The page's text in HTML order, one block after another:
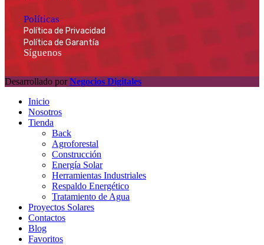
Políticas
Política de Privacidad
Política de Garantía
Síguenos
Desarrollado por Negocios Digitales
Inicio
Nosotros
Tienda
Back
Agroforestal
Construcción
Energía Solar
Herramientas Industriales
Respaldo Energético
Tratamiento de Agua
Proyectos Solares
Contactos
Blog
Favoritos